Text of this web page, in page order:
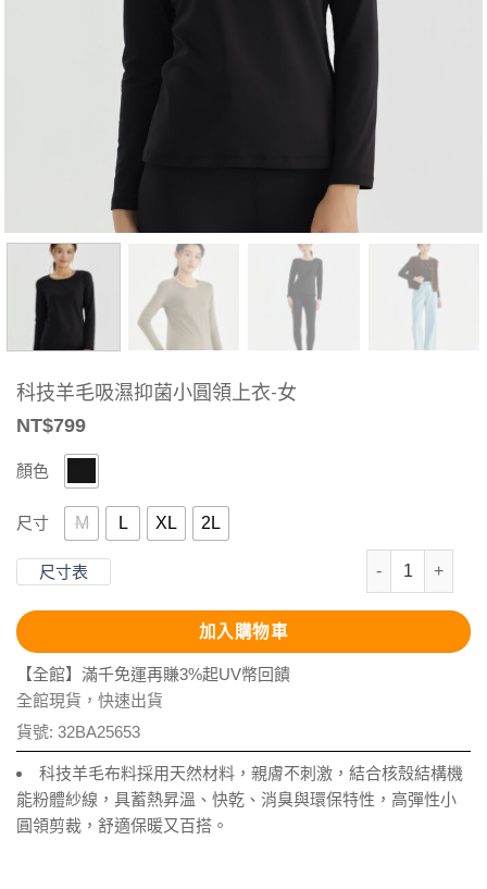
科技羊毛吸濕抑菌小圓領上衣-女
NT$799
顏色
尺寸 M L XL 2L
尺寸表
科技羊毛吸濕
加入購物車
【全館】滿千免運再賺3%起UV幣回饋
全館現貨，快速出貨
貨號: 32BA25653
科技羊毛布料採用天然材料，親膚不刺激，結合核殼結構機
能粉體紗線，具蓄熱昇溫、快乾、消臭與環保特性，高彈性小
圓領剪裁，舒適保暖又百搭。